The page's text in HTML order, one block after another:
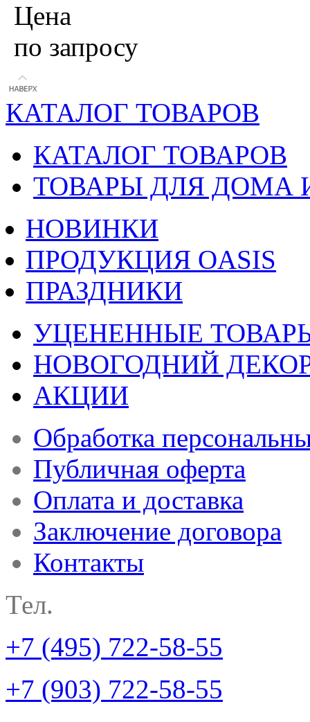
Цена
по запросу
КАТАЛОГ ТОВАРОВ
КАТАЛОГ ТОВАРОВ
ТОВАРЫ ДЛЯ ДОМА
НОВИНКИ
ПРОДУКЦИЯ OASIS
ПРАЗДНИКИ
УЦЕНЕННЫЕ
НОВОГОДНИЙ
АКЦИИ
Обработка
Публичная оферта
Оплата и доставка
Заключение договора
Контакты
Тел.
+7 (495) 722-58-55
+7 (903) 722-58-55